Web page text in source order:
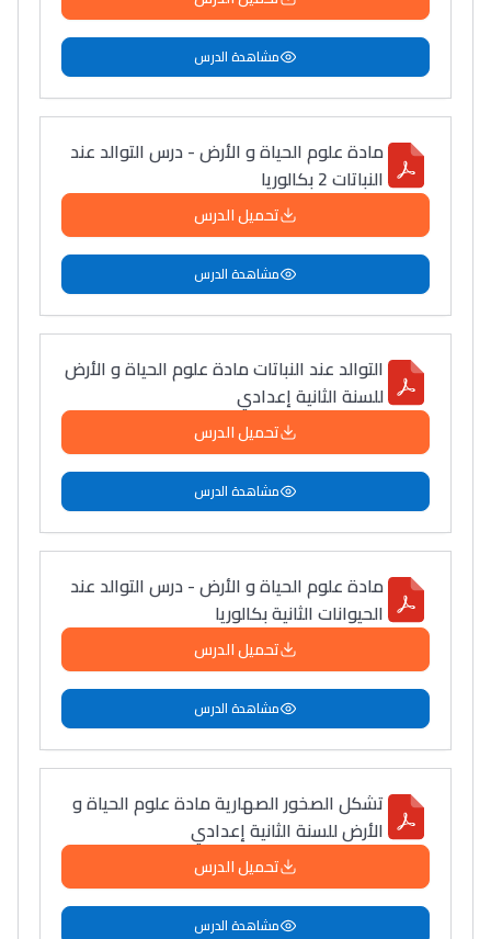
مشاهدة الدرس
مادة علوم الحياة و الأرض - درس التوالد عند
النباتات 2 بكالوريا
تحميل الدرس
مشاهدة الدرس
التوالد عند النباتات مادة علوم الحياة و الأرض
للسنة الثانية إعدادي
تحميل الدرس
مشاهدة الدرس
مادة علوم الحياة و الأرض - درس التوالد عند
الحيوانات الثانية بكالوريا
تحميل الدرس
مشاهدة الدرس
تشكل الصخور الصهارية مادة علوم الحياة و
الأرض للسنة الثانية إعدادي
تحميل الدرس
مشاهدة الدرس